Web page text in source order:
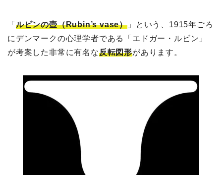
「 ルビンの壺（Rubin’s vase） 」という、1915年ごろ
にデンマークの心理学者である「エドガー・ルビン」
が考案した非常に有名な反転図形があります。